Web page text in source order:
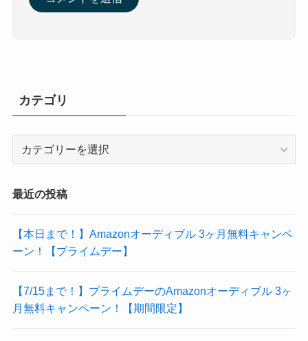
カテゴリ
リ
最近の投稿
【本日まで！】Amazonオーディブル 3ヶ月無料キャンペ
ーン！【プライムデー】
【7/15まで！】プライムデーのAmazonオーディブル 3ヶ
月無料キャンペーン！【期間限定】